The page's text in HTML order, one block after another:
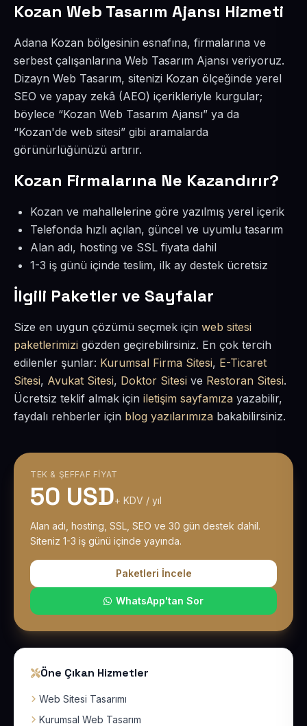
Kozan Web Tasarım Ajansı Hizmeti
Adana Kozan bölgesinin esnafına, firmalarına ve
serbest çalışanlarına Web Tasarım Ajansı veriyoruz.
Dizayn Web Tasarım, sitenizi Kozan ölçeğinde yerel
SEO ve yapay zekâ (AEO) içerikleriyle kurgular;
böylece “Kozan Web Tasarım Ajansı” ya da
“Kozan'de web sitesi” gibi aramalarda
görünürlüğünüzü artırır.
Kozan Firmalarına Ne Kazandırır?
Kozan ve mahallelerine göre yazılmış yerel içerik
Telefonda hızlı açılan, güncel ve uyumlu tasarım
Alan adı, hosting ve SSL fiyata dahil
1-3 iş günü içinde teslim, ilk ay destek ücretsiz
İlgili Paketler ve Sayfalar
Size en uygun çözümü seçmek için web sitesi
paketlerimizi gözden geçirebilirsiniz. En çok tercih
edilenler şunlar: Kurumsal Firma Sitesi, E-Ticaret
Sitesi, Avukat Sitesi, Doktor Sitesi ve Restoran Sitesi.
Ücretsiz teklif almak için iletişim sayfamıza yazabilir,
faydalı rehberler için blog yazılarımıza bakabilirsiniz.
TEK & ŞEFFAF FIYAT
50 USD+ KDV / yıl
Alan adı, hosting, SSL, SEO ve 30 gün destek dahil.
Siteniz 1-3 iş günü içinde yayında.
Paketleri İncele
WhatsApp'tan Sor
Öne Çıkan Hizmetler
Web Sitesi Tasarımı
Kurumsal Web Tasarım